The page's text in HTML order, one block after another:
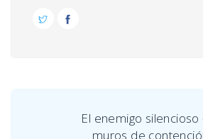
El enemigo silencioso
muros de